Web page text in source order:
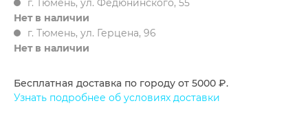
г. Тюмень, ул. Федюнинского, 55
Нет в наличии
г. Тюмень, ул. Герцена, 96
Нет в наличии
Бесплатная доставка по городу от 5000 ₽.
Узнать подробнее об условиях доставки